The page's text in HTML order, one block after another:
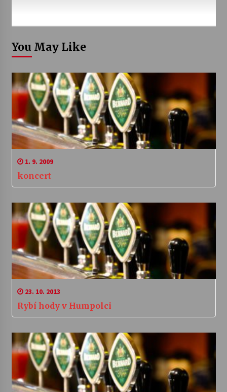
You May Like
1. 9. 2009
koncert
23. 10. 2013
Rybí hody v Humpolci